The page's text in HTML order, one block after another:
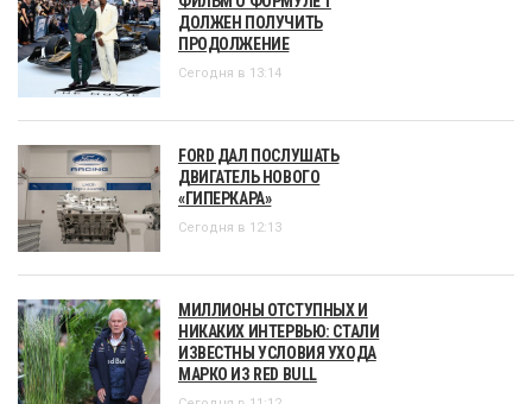
ДОЛЖЕН ПОЛУЧИТЬ
ПРОДОЛЖЕНИЕ
Сегодня в 13:14
FORD ДАЛ ПОСЛУШАТЬ
ДВИГАТЕЛЬ НОВОГО
«ГИПЕРКАРА»
Сегодня в 12:13
МИЛЛИОНЫ ОТСТУПНЫХ И
НИКАКИХ ИНТЕРВЬЮ: СТАЛИ
ИЗВЕСТНЫ УСЛОВИЯ УХОДА
МАРКО ИЗ RED BULL